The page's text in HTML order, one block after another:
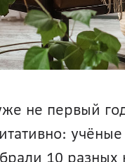
не первый
10